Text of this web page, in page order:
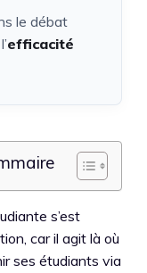
le débat
efficacité
s’est
car il agit là où
ses étudiants via